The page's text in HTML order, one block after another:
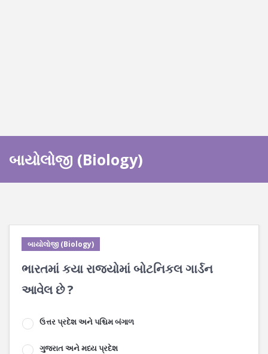
બાયોલોજી (Biology)
બાયોલોજી (Biology)
ભારતમાં કયા રાજ્યોમાં બોટનિકલ ગાર્ડન
આવેલ છે ?
ઉત્તર પ્રદેશ અને પશ્ચિમ બંગાળ
ગુજરાત અને મધ્ય પ્રદેશ